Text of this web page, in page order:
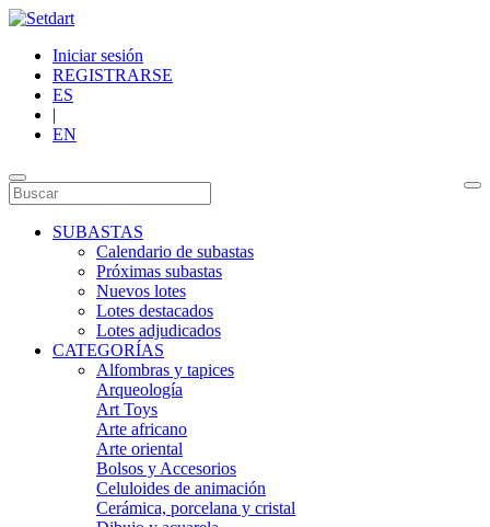
Iniciar sesión
REGISTRARSE
ES
|
EN
SUBASTAS
Calendario de subastas
Próximas subastas
Nuevos lotes
Lotes destacados
Lotes adjudicados
CATEGORÍAS
Alfombras y tapices
Arqueología
Art Toys
Arte africano
Arte oriental
Bolsos y Accesorios
Celuloides de animación
Cerámica, porcelana y cristal